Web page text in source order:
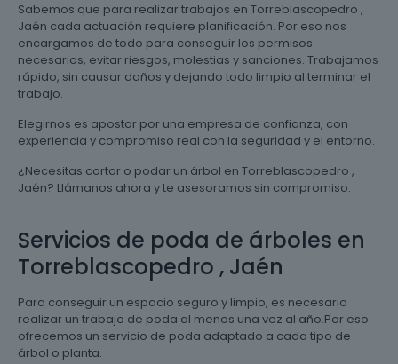
Sabemos que para realizar trabajos en Torreblascopedro ,
Jaén cada actuación requiere planificación. Por eso nos
encargamos de todo para conseguir los permisos
necesarios, evitar riesgos, molestias y sanciones. Trabajamos
rápido, sin causar daños y dejando todo limpio al terminar el
trabajo.
Elegirnos es apostar por una empresa de confianza, con
experiencia y compromiso real con la seguridad y el entorno.
¿Necesitas cortar o podar un árbol en Torreblascopedro ,
Jaén? Llámanos ahora y te asesoramos sin compromiso.
Servicios de poda de árboles en
Torreblascopedro , Jaén
Para conseguir un espacio seguro y limpio, es necesario
realizar un trabajo de poda al menos una vez al año.Por eso
ofrecemos un servicio de poda adaptado a cada tipo de
árbol o planta.